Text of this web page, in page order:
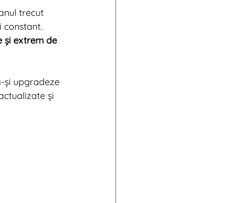
trecut
constant.
și extrem de
și upgradeze
și